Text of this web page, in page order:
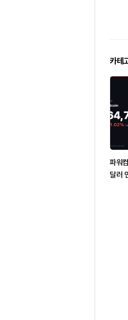
카테
파워
달러